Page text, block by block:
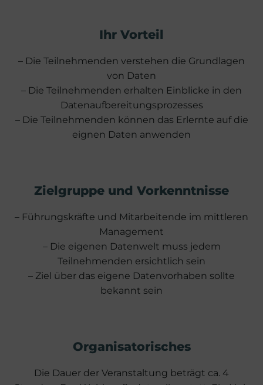
Ihr Vorteil
– Die Teilnehmenden verstehen die Grundlagen
von Daten
– Die Teilnehmenden erhalten Einblicke in den
Datenaufbereitungsprozesses
– Die Teilnehmenden können das Erlernte auf die
eignen Daten anwenden
Zielgruppe und Vorkenntnisse
– Führungskräfte und Mitarbeitende im mittleren
Management
– Die eigenen Datenwelt muss jedem
Teilnehmenden ersichtlich sein
– Ziel über das eigene Datenvorhaben sollte
bekannt sein
Organisatorisches
Die Dauer der Veranstaltung beträgt ca. 4